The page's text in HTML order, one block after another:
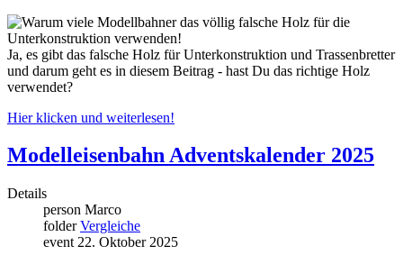
Ja, es gibt das falsche Holz für Unterkonstruktion und Trassenbretter
und darum geht es in diesem Beitrag - hast Du das richtige Holz
verwendet?
Hier klicken und weiterlesen!
Modelleisenbahn Adventskalender 2025
Details
person Marco
folder Vergleiche
event 22. Oktober 2025